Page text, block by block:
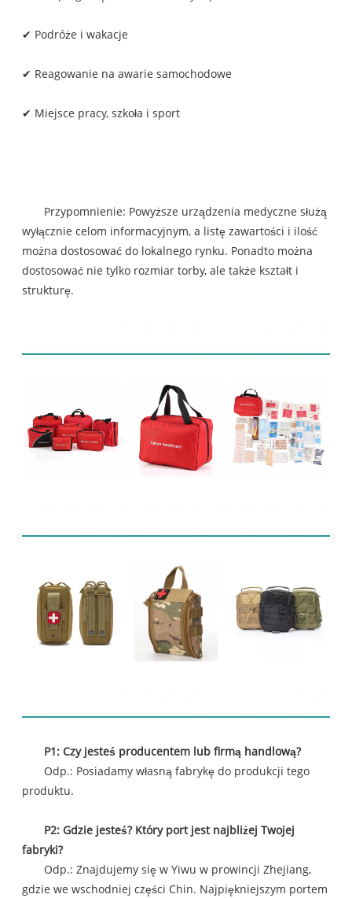
✔ Podróże i wakacje
✔ Reagowanie na awarie samochodowe
✔ Miejsce pracy, szkoła i sport
Przypomnienie: Powyższe urządzenia medyczne służą
wyłącznie celom informacyjnym, a listę zawartości i ilość
można dostosować do lokalnego rynku. Ponadto można
dostosować nie tylko rozmiar torby, ale także kształt i
strukturę.
P1: Czy jesteś producentem lub firmą handlową?
Odp.: Posiadamy własną fabrykę do produkcji tego
produktu.
P2: Gdzie jesteś? Który port jest najbliżej Twojej
fabryki?
Odp.: Znajdujemy się w Yiwu w prowincji Zhejiang,
gdzie we wschodniej części Chin. Najpiękniejszym portem